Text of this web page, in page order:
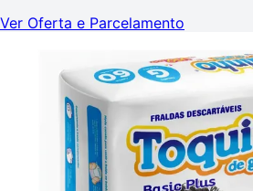
Ver Oferta e Parcelamento